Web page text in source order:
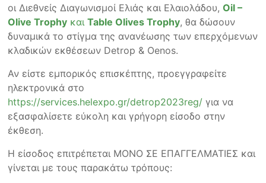
οι Διεθνείς Διαγωνισμοί Ελιάς και Ελαιολάδου,Oil –
Olive Trophy καιTable Olives Trophy, θα δώσουν
δυναμικά το στίγμα της ανανέωσης των επερχόμενων
κλαδικών εκθέσεων Detrop & Oenos.
Αν είστε εμπορικός επισκέπτης, προεγγραφείτε
ηλεκτρονικά στο
https://services.helexpo.gr/detrop2023reg/ για να
εξασφαλίσετε εύκολη και γρήγορη είσοδο στην
έκθεση.
Η είσοδος επιτρέπεται ΜΟΝΟ ΣΕ ΕΠΑΓΓΕΛΜΑΤΙΕΣ και
γίνεται με τους παρακάτω τρόπους: